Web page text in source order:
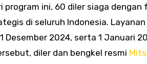
program ini, 60 diler siaga
di seluruh Indonesia.
Desember 2024, serta 1 Januari
diler dan bengkel resmi